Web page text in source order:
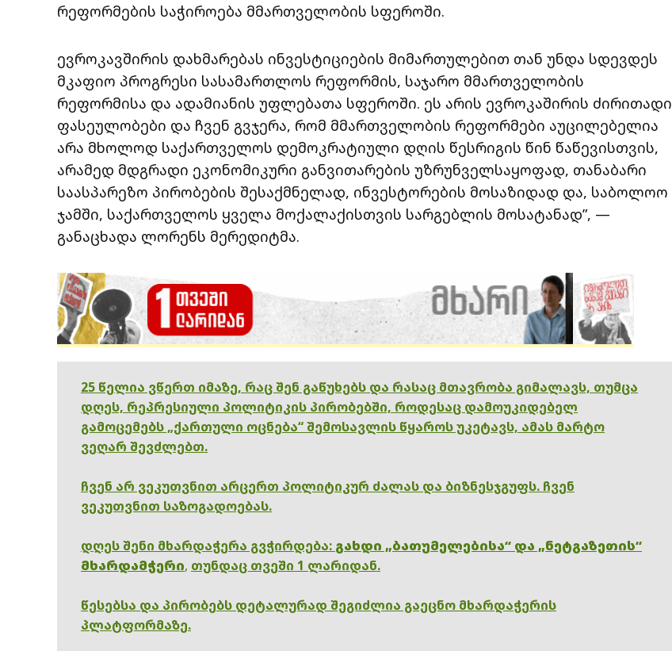
რეფორმების საჭიროება მმართველობის სფეროში.
ევროკავშირის დახმარებას ინვესტიციების მიმართულებით თან უნდა სდევდეს
მკაფიო პროგრესი სასამართლოს რეფორმის, საჯარო მმართველობის
რეფორმისა და ადამიანის უფლებათა სფეროში. ეს არის ევროკაშირის ძირითადი
ფასეულობები და ჩვენ გვჯერა, რომ მმართველობის რეფორმები აუცილებელია
არა მხოლოდ საქართველოს დემოკრატიული დღის წესრიგის წინ წაწევისთვის,
არამედ მდგრადი ეკონომიკური განვითარების უზრუნველსაყოფად, თანაბარი
საასპარეზო პირობების შესაქმნელად, ინვესტორების მოსაზიდად და, საბოლოო
ჯამში, საქართველოს ყველა მოქალაქისთვის სარგებლის მოსატანად”, —
განაცხადა ლორენს მერედიტმა.
25 წელია ვწერთ იმაზე, რაც შენ გაწუხებს და რასაც მთავრობა გიმალავს, თუმცა
დღეს, რეპრესიული პოლიტიკის პირობებში, როდესაც დამოუკიდებელ
გამოცემებს „ქართული ოცნება“ შემოსავლის წყაროს უკეტავს, ამას მარტო
ვეღარ შევძლებთ.
ჩვენ არ ვეკუთვნით არცერთ პოლიტიკურ ძალას და ბიზნესჯგუფს. ჩვენ
ვეკუთვნით საზოგადოებას.
დღეს შენი მხარდაჭერა გვჭირდება: გახდი „ბათუმელებისა“ და „ნეტგაზეთის“
მხარდამჭერი, თუნდაც თვეში 1 ლარიდან.
წესებსა და პირობებს დეტალურად შეგიძლია გაეცნო მხარდაჭერის
პლატფორმაზე.